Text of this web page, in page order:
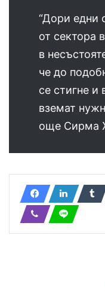
“Дори едни
от сектора
в
че до
се стигне и
вземат
още Сирма